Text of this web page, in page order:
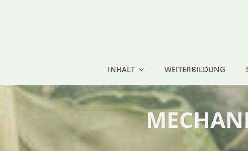
INHALT WEITERBILDUNG